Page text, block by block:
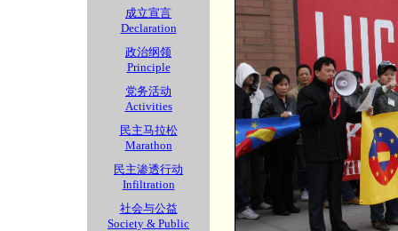
成立宣言
Declaration
政治纲领
Principle
党务活动
Activities
民主马拉松
Marathon
民主渗透行动
Infiltration
社会与公益
Society & Public